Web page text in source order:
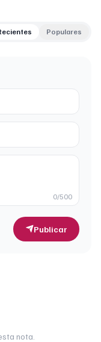
Populares
0/500
Publicar
nota.